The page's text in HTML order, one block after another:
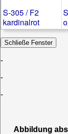
S-305 / F2
kardinalrot
-
-
-
Abbildung